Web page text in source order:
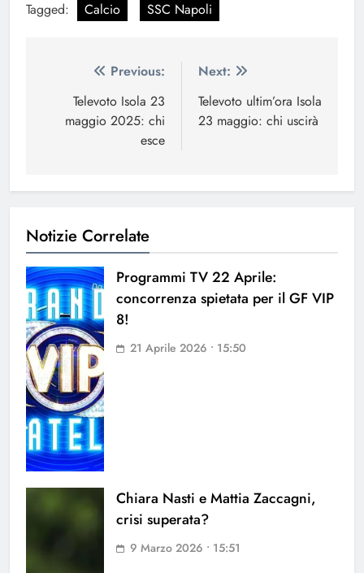
Tagged: Calcio SSC Napoli
Navigazione
articoli
Previous:
Televoto Isola 23
maggio 2025: chi
esce
Next:
Televoto ultim’ora Isola
23 maggio: chi uscirà
Notizie Correlate
Programmi TV 22 Aprile:
concorrenza spietata per il GF VIP
8!
21 Aprile 2026 • 15:50
Chiara Nasti e Mattia Zaccagni,
crisi superata?
9 Marzo 2026 • 15:51